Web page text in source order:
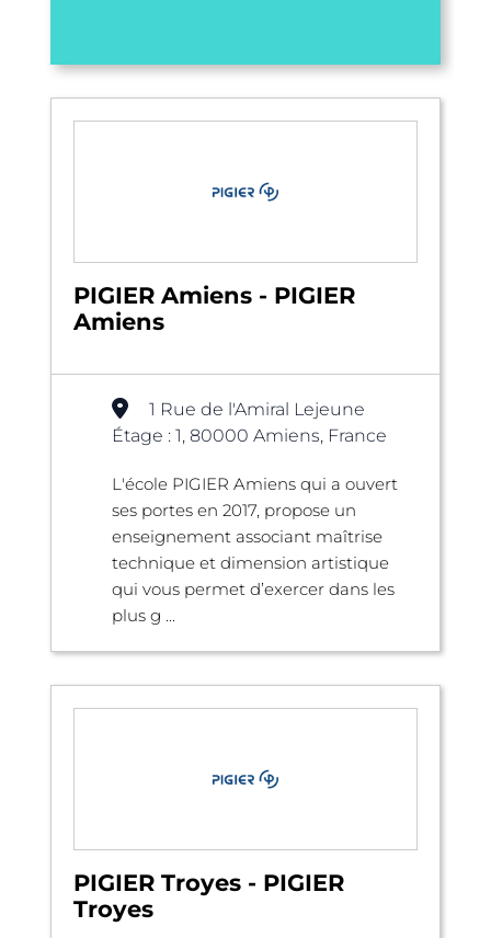
PIGIER Amiens - PIGIER
Amiens
1 Rue de l'Amiral Lejeune
Étage : 1, 80000 Amiens, France
L'école PIGIER Amiens qui a ouvert
ses portes en 2017, propose un
enseignement associant maîtrise
technique et dimension artistique
qui vous permet d’exercer dans les
plus g ...
PIGIER Troyes - PIGIER
Troyes